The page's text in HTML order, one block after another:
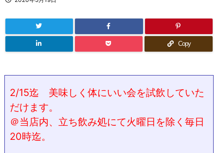
Copy
2/15迄 美味しく体にいい会を試飲していた
だけます。
＠当店内、立ち飲み処にて火曜日を除く毎日
20時迄。